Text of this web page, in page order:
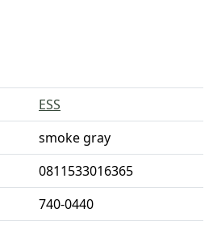
ESS
smoke gray
0811533016365
740-0440